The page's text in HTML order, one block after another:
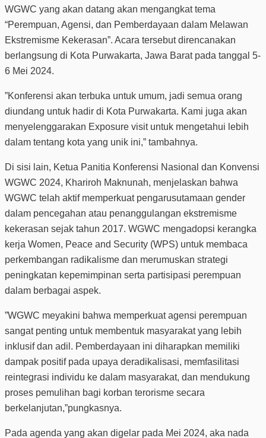
WGWC yang akan datang akan mengangkat tema
“Perempuan, Agensi, dan Pemberdayaan dalam Melawan
Ekstremisme Kekerasan”. Acara tersebut direncanakan
berlangsung di Kota Purwakarta, Jawa Barat pada tanggal 5-
6 Mei 2024.
”Konferensi akan terbuka untuk umum, jadi semua orang
diundang untuk hadir di Kota Purwakarta. Kami juga akan
menyelenggarakan Exposure visit untuk mengetahui lebih
dalam tentang kota yang unik ini,” tambahnya.
Di sisi lain, Ketua Panitia Konferensi Nasional dan Konvensi
WGWC 2024, Khariroh Maknunah, menjelaskan bahwa
WGWC telah aktif memperkuat pengarusutamaan gender
dalam pencegahan atau penanggulangan ekstremisme
kekerasan sejak tahun 2017. WGWC mengadopsi kerangka
kerja Women, Peace and Security (WPS) untuk membaca
perkembangan radikalisme dan merumuskan strategi
peningkatan kepemimpinan serta partisipasi perempuan
dalam berbagai aspek.
”WGWC meyakini bahwa memperkuat agensi perempuan
sangat penting untuk membentuk masyarakat yang lebih
inklusif dan adil. Pemberdayaan ini diharapkan memiliki
dampak positif pada upaya deradikalisasi, memfasilitasi
reintegrasi individu ke dalam masyarakat, dan mendukung
proses pemulihan bagi korban terorisme secara
berkelanjutan,”pungkasnya.
Pada agenda yang akan digelar pada Mei 2024, aka nada